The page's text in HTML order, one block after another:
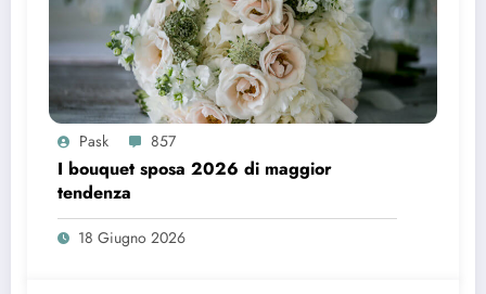
Pask 857
I bouquet sposa 2026 di maggior
tendenza
18 Giugno 2026